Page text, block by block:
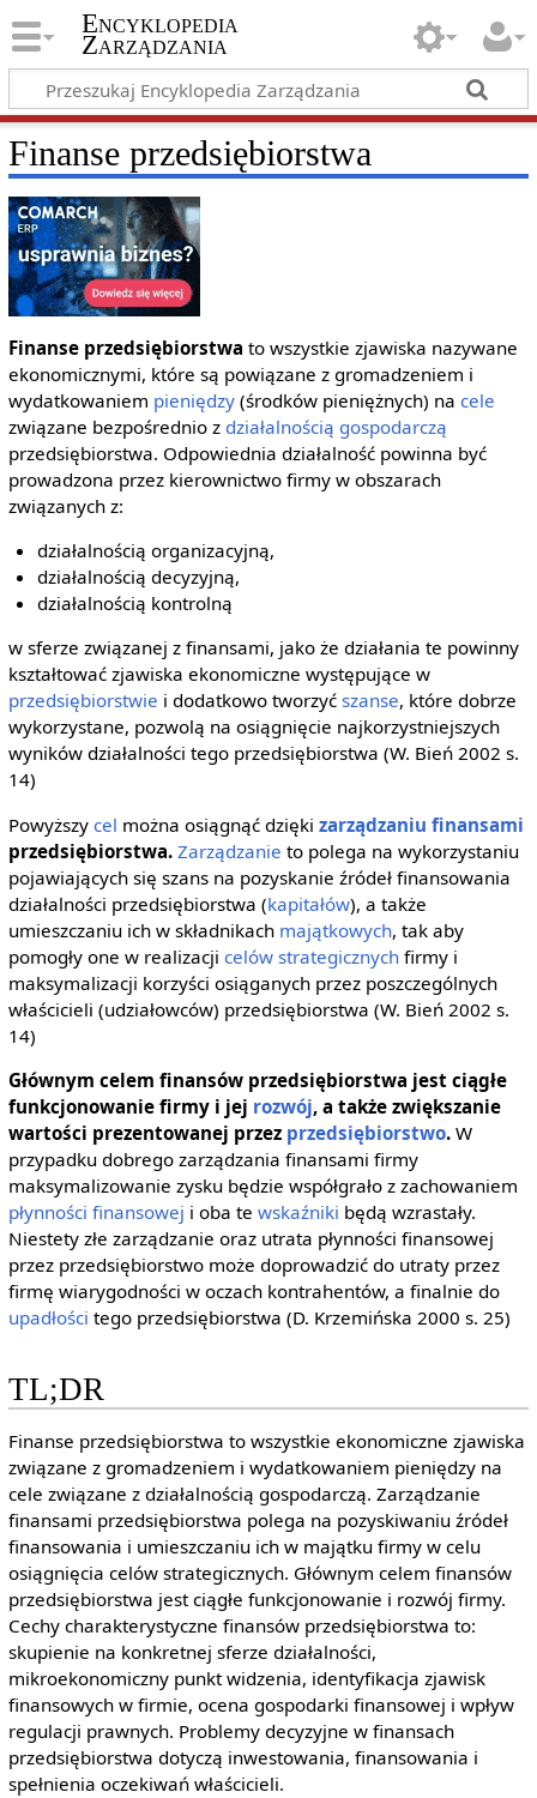
Encyklopedia
Zarządzania
Finanse przedsiębiorstwa
Finanse przedsiębiorstwa to wszystkie zjawiska nazywane
ekonomicznymi, które są powiązane z gromadzeniem i
wydatkowaniem pieniędzy(środków pieniężnych) na cele
związane bezpośrednio z działalnością gospodarczą
przedsiębiorstwa. Odpowiednia działalność powinna być
prowadzona przez kierownictwo firmy w obszarach
związanych z:
działalnością organizacyjną,
działalnością decyzyjną,
działalnością kontrolną
w sferze związanej z finansami, jako że działania te powinny
kształtować zjawiska ekonomiczne występujące w
przedsiębiorstwie i dodatkowo tworzyć szanse, które dobrze
wykorzystane, pozwolą na osiągnięcie najkorzystniejszych
wyników działalności tego przedsiębiorstwa (W. Bień 2002 s.
14)
Powyższy cel można osiągnąć dzięki zarządzaniu finansami
przedsiębiorstwa. Zarządzanie to polega na wykorzystaniu
pojawiających się szans na pozyskanie źródeł finansowania
działalności przedsiębiorstwa (kapitałów), a także
umieszczaniu ich w składnikach majątkowych, tak aby
pomogły one w realizacji celów strategicznychfirmy i
maksymalizacji korzyści osiąganych przez poszczególnych
właścicieli (udziałowców) przedsiębiorstwa (W. Bień 2002 s.
14)
Głównym celem finansów przedsiębiorstwa jest ciągłe
funkcjonowanie firmy i jej rozwój, a także zwiększanie
wartości prezentowanej przez przedsiębiorstwo.W
przypadku dobrego zarządzania finansami firmy
maksymalizowanie zysku będzie współgrało z zachowaniem
płynności finansowej i oba te wskaźniki będą wzrastały.
Niestety złe zarządzanie oraz utrata płynności finansowej
przez przedsiębiorstwo może doprowadzić do utraty przez
firmę wiarygodności w oczach kontrahentów, a finalnie do
upadłości tego przedsiębiorstwa (D. Krzemińska 2000 s. 25)
TL;DR
Finanse przedsiębiorstwa to wszystkie ekonomiczne zjawiska
związane z gromadzeniem i wydatkowaniem pieniędzy na
cele związane z działalnością gospodarczą. Zarządzanie
finansami przedsiębiorstwa polega na pozyskiwaniu źródeł
finansowania i umieszczaniu ich w majątku firmy w celu
osiągnięcia celów strategicznych. Głównym celem finansów
przedsiębiorstwa jest ciągłe funkcjonowanie i rozwój firmy.
Cechy charakterystyczne finansów przedsiębiorstwa to:
skupienie na konkretnej sferze działalności,
mikroekonomiczny punkt widzenia, identyfikacja zjawisk
finansowych w firmie, ocena gospodarki finansowej i wpływ
regulacji prawnych. Problemy decyzyjne w finansach
przedsiębiorstwa dotyczą inwestowania, finansowania i
spełnienia oczekiwań właścicieli.